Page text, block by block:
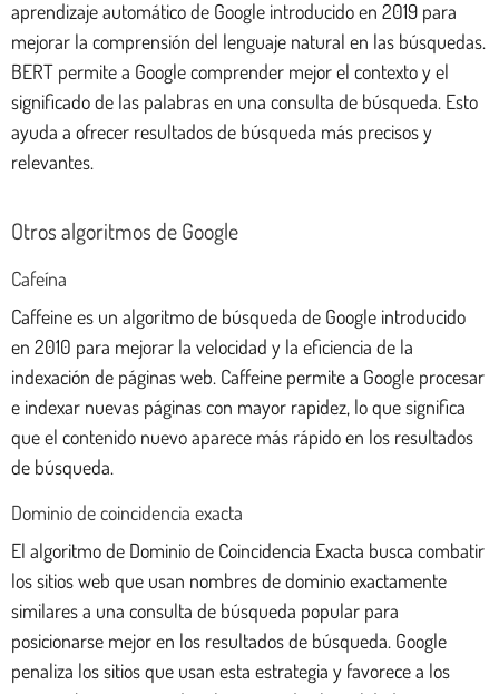
aprendizaje automático de Google introducido en 2019 para
mejorar la comprensión del lenguaje natural en las búsquedas.
BERT permite a Google comprender mejor el contexto y el
significado de las palabras en una consulta de búsqueda. Esto
ayuda a ofrecer resultados de búsqueda más precisos y
relevantes.
Otros algoritmos de Google
Cafeína
Caffeine es un algoritmo de búsqueda de Google introducido
en 2010 para mejorar la velocidad y la eficiencia de la
indexación de páginas web. Caffeine permite a Google procesar
e indexar nuevas páginas con mayor rapidez, lo que significa
que el contenido nuevo aparece más rápido en los resultados
de búsqueda.
Dominio de coincidencia exacta
El algoritmo de Dominio de Coincidencia Exacta busca combatir
los sitios web que usan nombres de dominio exactamente
similares a una consulta de búsqueda popular para
posicionarse mejor en los resultados de búsqueda. Google
penaliza los sitios que usan esta estrategia y favorece a los